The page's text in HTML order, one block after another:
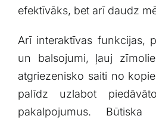
efektīvāks, bet arī daudz
Arī interaktīvas funkcijas,
un balsojumi, ļauj​
atgriezenisko saiti no
palīdz uzlabot
pakalpojumus.